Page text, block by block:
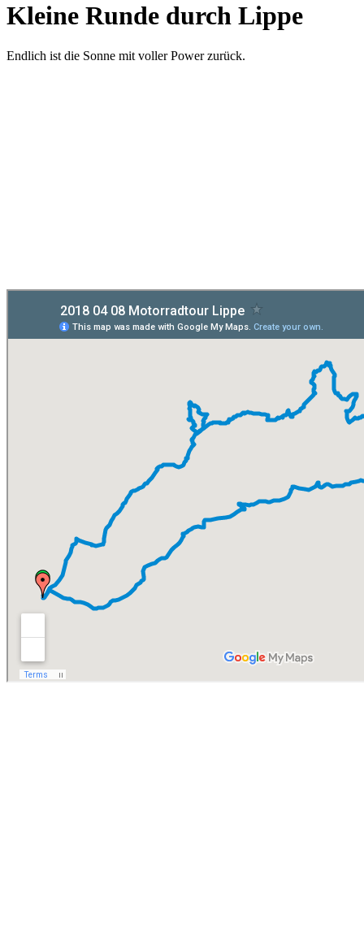
Kleine Runde durch Lippe
Endlich ist die Sonne mit voller Power zurück.